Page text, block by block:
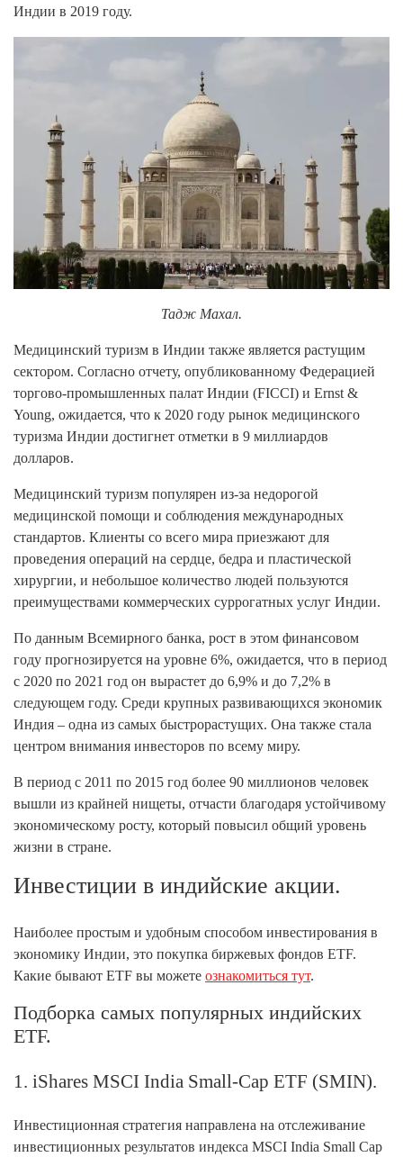
Индии в 2019 году.
Тадж Махал.
Медицинский туризм в Индии также является растущим
сектором. Согласно отчету, опубликованному Федерацией
торгово-промышленных палат Индии (FICCI) и Ernst &
Young, ожидается, что к 2020 году рынок медицинского
туризма Индии достигнет отметки в 9 миллиардов
долларов.
Медицинский туризм популярен из-за недорогой
медицинской помощи и соблюдения международных
стандартов. Клиенты со всего мира приезжают для
проведения операций на сердце, бедра и пластической
хирургии, и небольшое количество людей пользуются
преимуществами коммерческих суррогатных услуг Индии.
По данным Всемирного банка, рост в этом финансовом
году прогнозируется на уровне 6%, ожидается, что в период
с 2020 по 2021 год он вырастет до 6,9% и до 7,2% в
следующем году. Среди крупных развивающихся экономик
Индия – одна из самых быстрорастущих. Она также стала
центром внимания инвесторов по всему миру.
В период с 2011 по 2015 год более 90 миллионов человек
вышли из крайней нищеты, отчасти благодаря устойчивому
экономическому росту, который повысил общий уровень
жизни в стране.
Инвестиции в индийские акции.
Наиболее простым и удобным способом инвестирования в
экономику Индии, это покупка биржевых фондов ETF.
Какие бывают ETF вы можете ознакомиться тут.
Подборка самых популярных индийских
ETF.
1. iShares MSCI India Small-Cap ETF (SMIN).
Инвестиционная стратегия направлена на отслеживание
инвестиционных результатов индекса MSCI India Small Cap